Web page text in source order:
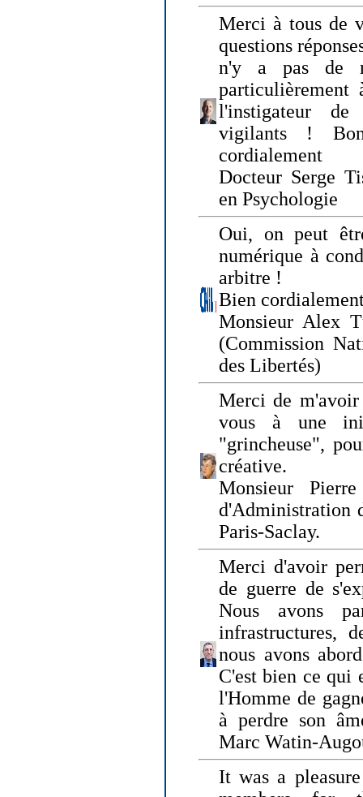
Merci à tous de
questions
n'y a pas de
l'instigateur de
vigilants !
cordialement
Docteur Serge
en Psychologie
Oui, on peut
numérique à
arbitre !
Bien
Monsieur Alex
(Commission
des Libertés)
Merci de
vous à une
"grincheuse",
créative.
Monsieur
d'Administration
Paris-Saclay.
Merci d'avoir
de guerre de
Nous avons
infrastructures,
nous avons
C'est bien ce qui
l'Homme de
à perdre son
Marc Watin-
It was a